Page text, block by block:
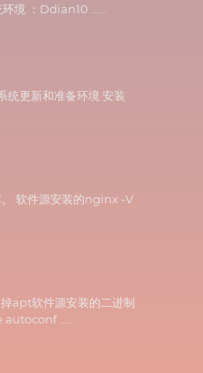
境 ：Ddian10 ......
更新和准备环境 安装
软件源安装的nginx -V
apt软件源安装的二进制
......